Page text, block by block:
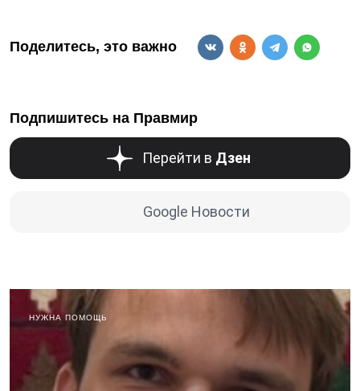
Поделитесь, это важно
Подпишитесь на Правмир
Перейти в Дзен
Google Новости
НУЖНА ПОМОЩЬ